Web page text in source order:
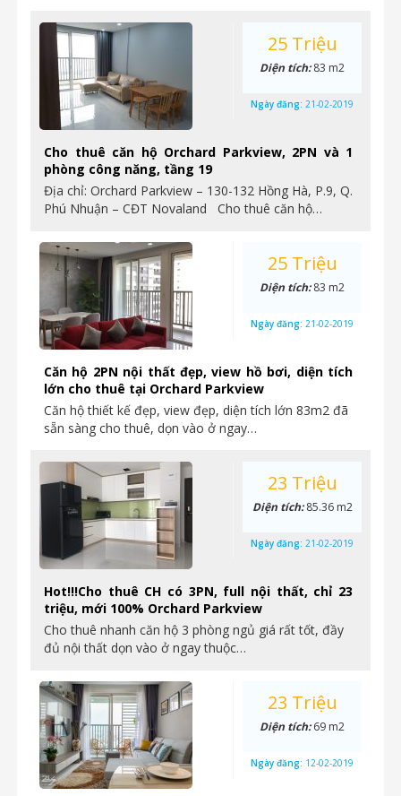
Cho thuê căn hộ Orchard Parkview, 2PN và 1
phòng công năng, tầng 19
Địa chỉ: Orchard Parkview – 130-132 Hồng Hà, P.9, Q.
Phú Nhuận – CĐT Novaland Cho thuê căn hộ…
25 Triệu
Diện tích:83 m2
Ngày đăng: 21-02-2019
Căn hộ 2PN nội thất đẹp, view hồ bơi, diện tích
lớn cho thuê tại Orchard Parkview
Căn hộ thiết kế đẹp, view đẹp, diện tích lớn 83m2 đã
sẵn sàng cho thuê, dọn vào ở ngay…
25 Triệu
Diện tích:83 m2
Ngày đăng: 21-02-2019
Hot!!!Cho thuê CH có 3PN, full nội thất, chỉ 23
triệu, mới 100% Orchard Parkview
Cho thuê nhanh căn hộ 3 phòng ngủ giá rất tốt, đầy
đủ nội thất dọn vào ở ngay thuộc…
23 Triệu
Diện tích:85.36 m2
Ngày đăng: 21-02-2019
23 Triệu
Diện tích:69 m2
Ngày đăng: 12-02-2019